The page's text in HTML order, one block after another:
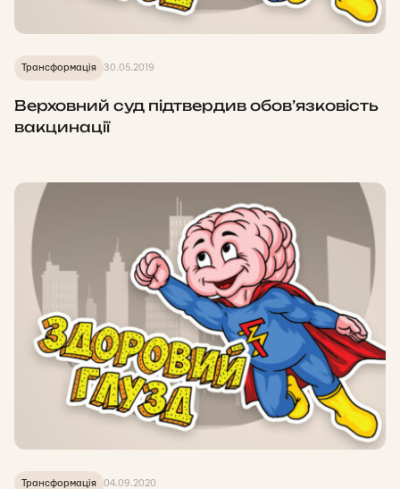
Трансформація 30.05.2019
Верховний суд підтвердив обов’язковість
вакцинації
Трансформація 04.09.2020